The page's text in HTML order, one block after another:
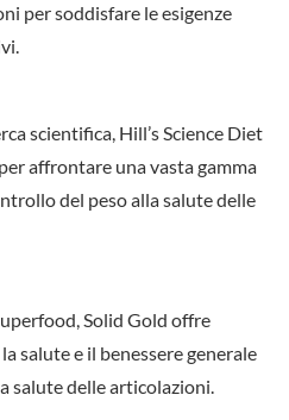
per soddisfare le esigenze
scientifica, Hill’s Science Diet
affrontare una vasta gamma
del peso alla salute delle
Solid Gold offre
salute e il benessere generale
salute delle articolazioni.